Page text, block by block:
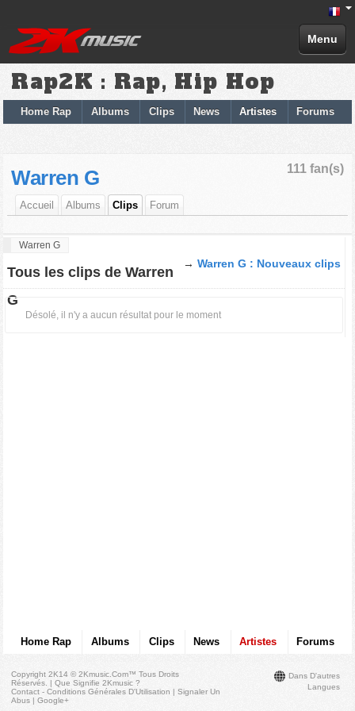
Menu
Rap2K : Rap, Hip Hop
Home Rap Albums Clips News Artistes Forums
111 fan(s)
Warren G
Accueil Albums Clips Forum
Warren G
→ Warren G : Nouveaux clips
Tous les clips de Warren
G
Désolé, il n'y a aucun résultat pour le moment
Home Rap Albums Clips News Artistes Forums
Dans D'autres
Langues
Copyright 2K14 © 2Kmusic.com™Tous Droits
Réservés . |Que Signifie 2Kmusic ?
Contact - Conditions Générales D'Utilisation |Signaler Un
Abus |Google+